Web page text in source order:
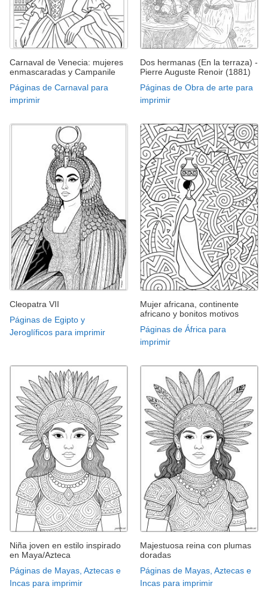
Carnaval de Venecia: mujeres
enmascaradas y Campanile
Páginas de Carnaval para
imprimir
Dos hermanas (En la terraza) -
Pierre Auguste Renoir (1881)
Páginas de Obra de arte para
imprimir
Cleopatra VII
Páginas de Egipto y
Jeroglíficos para imprimir
Mujer africana, continente
africano y bonitos motivos
Páginas de África para
imprimir
Niña joven en estilo inspirado
en Maya/Azteca
Páginas de Mayas, Aztecas e
Incas para imprimir
Majestuosa reina con plumas
doradas
Páginas de Mayas, Aztecas e
Incas para imprimir